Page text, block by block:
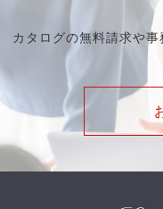
カタログの無料請求や